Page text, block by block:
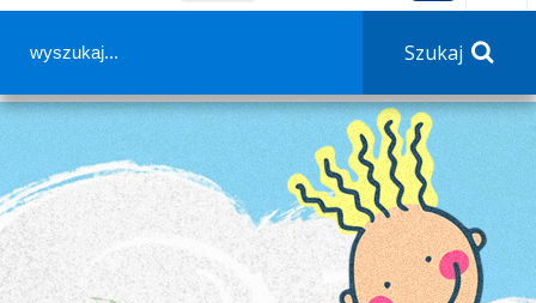
Szukaj
Panel dostosowania ułatwień dostępu